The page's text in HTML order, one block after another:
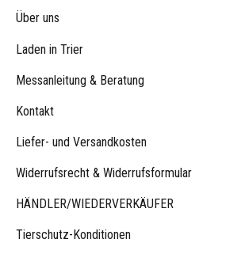
Über uns
Laden in Trier
Messanleitung & Beratung
Kontakt
Liefer- und Versandkosten
Widerrufsrecht & Widerrufsformular
HÄNDLER/WIEDERVERKÄUFER
Tierschutz-Konditionen